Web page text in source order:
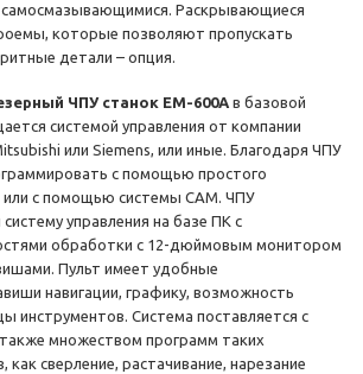
самосмазывающимися. Раскрывающиеся
которые позволяют пропускать
детали – опция.
ЧПУ станок EM-600A в базовой
системой управления от компании
или Siemens, или иные. Благодаря ЧПУ
с помощью простого
или с помощью системы CAM. ЧПУ
управления на базе ПК с
обработки с 12-дюймовым монитором
Пульт имеет удобные
навигации, графику, возможность
инструментов. Система поставляется с
также множеством программ таких
сверление, растачивание, нарезание